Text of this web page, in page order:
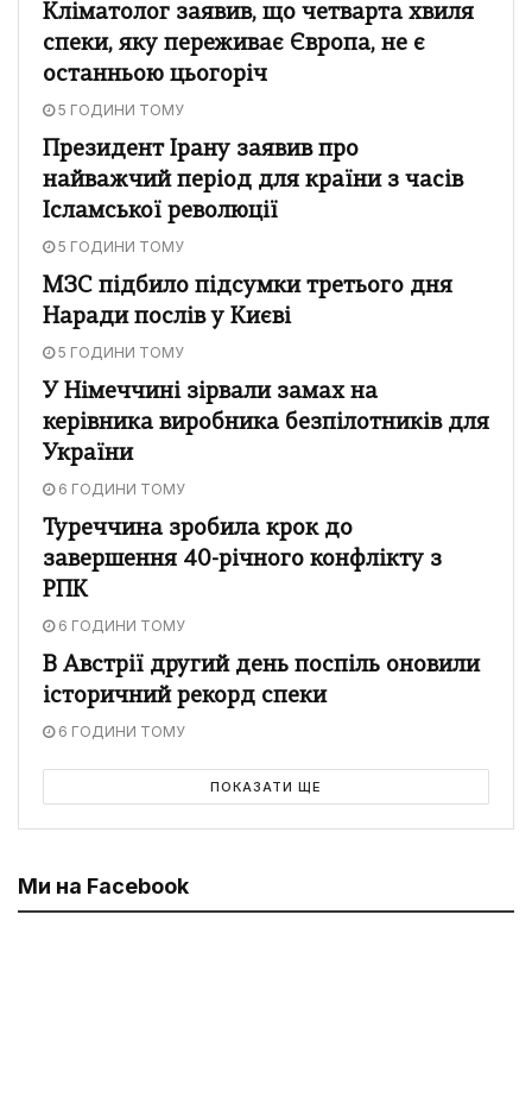
Кліматолог заявив, що четварта хвиля
спеки, яку переживає Європа, не є
останньою цьогоріч
5 ГОДИНИ ТОМУ
Президент Ірану заявив про
найважчий період для країни з часів
Ісламської революції
5 ГОДИНИ ТОМУ
МЗС підбило підсумки третього дня
Наради послів у Києві
5 ГОДИНИ ТОМУ
У Німеччині зірвали замах на
керівника виробника безпілотників для
України
6 ГОДИНИ ТОМУ
Туреччина зробила крок до
завершення 40-річного конфлікту з
РПК
6 ГОДИНИ ТОМУ
В Австрії другий день поспіль оновили
історичний рекорд спеки
6 ГОДИНИ ТОМУ
ПОКАЗАТИ ЩЕ
Ми на Facebook